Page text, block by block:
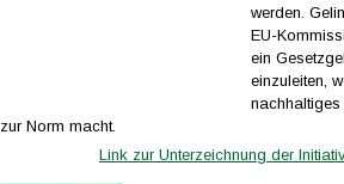
werden.
EU-
ein
einzuleiten,
zur Norm macht.
Link zur Unterzeichnung der